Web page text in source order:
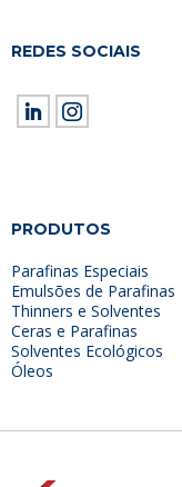
REDES SOCIAIS
PRODUTOS
Parafinas Especiais
Emulsões de Parafinas
Thinners e Solventes
Ceras e Parafinas
Solventes Ecológicos
Óleos